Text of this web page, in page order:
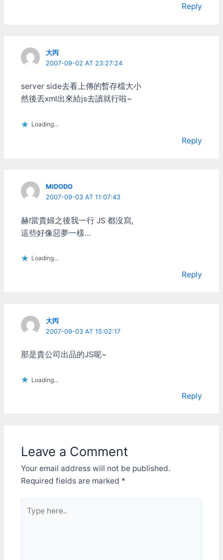
Reply
大丙
2007-09-02 AT 23:27:24
server side去看上傳的暫存檔大小
然後丟xml出來給js去讀就行啦~
Loading...
Reply
MIDODO
2007-09-03 AT 11:07:43
赫!當貴婦之後我一行 JS 都沒寫,
這些好像惡夢一樣…
Loading...
Reply
大丙
2007-09-03 AT 15:02:17
那是貴公司出品的JS呢~
Loading...
Reply
Leave a Comment
Your email address will not be published.
Required fields are marked *
here..